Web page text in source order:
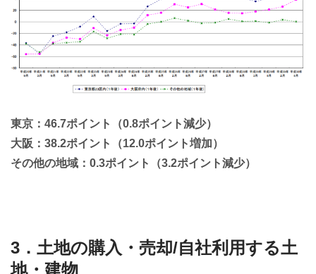
東京：46.7ポイント（0.8ポイント減少）
大阪：38.2ポイント（12.0ポイント増加）
その他の地域：0.3ポイント（3.2ポイント減少）
3．土地の購入・売却/自社利用する土
地・建物